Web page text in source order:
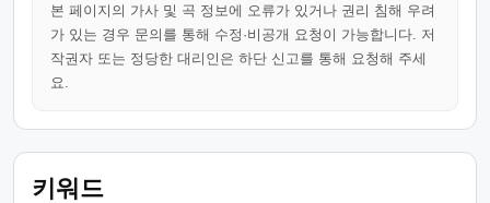
본 페이지의 가사 및 곡 정보에 오류가 있거나 권리 침해 우려
가 있는 경우 문의를 통해 수정·비공개 요청이 가능합니다. 저
작권자 또는 정당한 대리인은 하단 신고를 통해 요청해 주세
요.
키워드